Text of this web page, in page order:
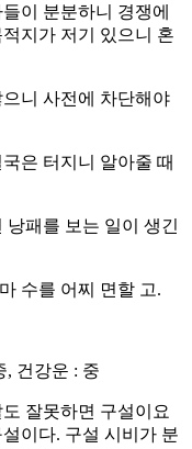
이 분분하니 경쟁에
지가 저기 있으니 혼
니 사전에 차단해야
은 터지니 알아줄 때
낭패를 보는 일이 생긴
수를 어찌 면할 고.
, 건강운 : 중
잘못하면 구설이요
이다. 구설 시비가 분